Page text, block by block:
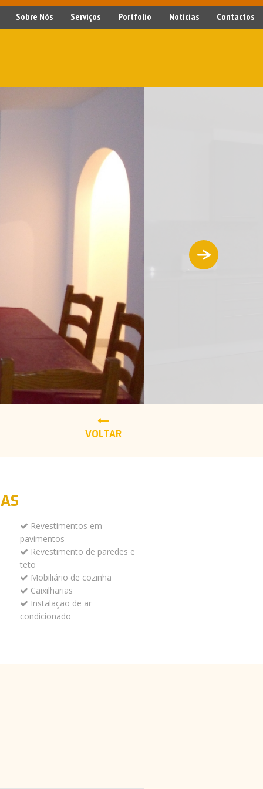
Sobre Nós Serviços Portfolio Notícias Contactos
VOLTAR
Revestimentos em
pavimentos
Revestimento de paredes e
teto
Mobiliário de cozinha
Caixilharias
Instalação de ar
condicionado